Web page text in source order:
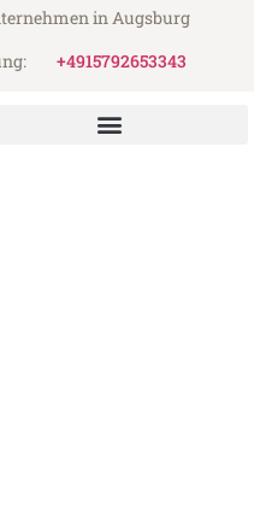
in Augsburg
+4915792653343